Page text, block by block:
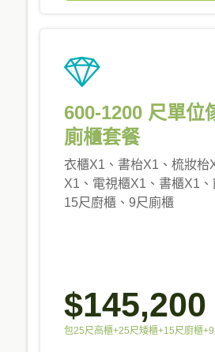
600-1200 尺單位
廁櫃套餐
衣櫃X1、書枱X1、梳妝枱
X1、電視櫃X1、書櫃X1、
15尺廚櫃、9尺廁櫃
$145,200
包25尺高櫃+25尺矮櫃+15尺廚櫃